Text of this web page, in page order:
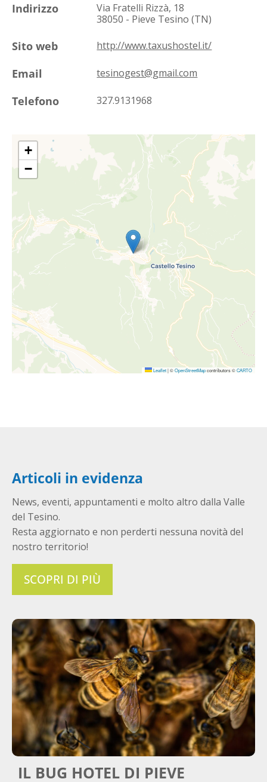
Indirizzo
Via Fratelli Rizzà, 18
38050 - Pieve Tesino (TN)
Sito web http://www.taxushostel.it/
Email tesinogest@gmail.com
Telefono 327.9131968
+
−
Leaflet|©OpenStreetMapcontributors ©CARTO
Articoli in evidenza
News, eventi, appuntamenti e molto altro dalla Valle
del Tesino.
Resta aggiornato e non perderti nessuna novità del
nostro territorio!
SCOPRI DI PIÙ
IL BUG HOTEL DI PIEVE